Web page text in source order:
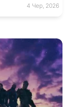
4 Чер, 2026